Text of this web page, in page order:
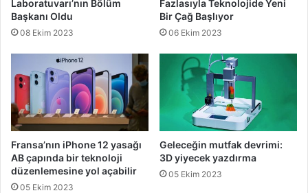
Laboratuvarı’nın Bölüm
Başkanı Oldu
08 Ekim 2023
Fazlasıyla Teknolojide Yeni
Bir Çağ Başlıyor
06 Ekim 2023
Fransa’nın iPhone 12 yasağı
AB çapında bir teknoloji
düzenlemesine yol açabilir
05 Ekim 2023
Geleceğin mutfak devrimi:
3D yiyecek yazdırma
05 Ekim 2023